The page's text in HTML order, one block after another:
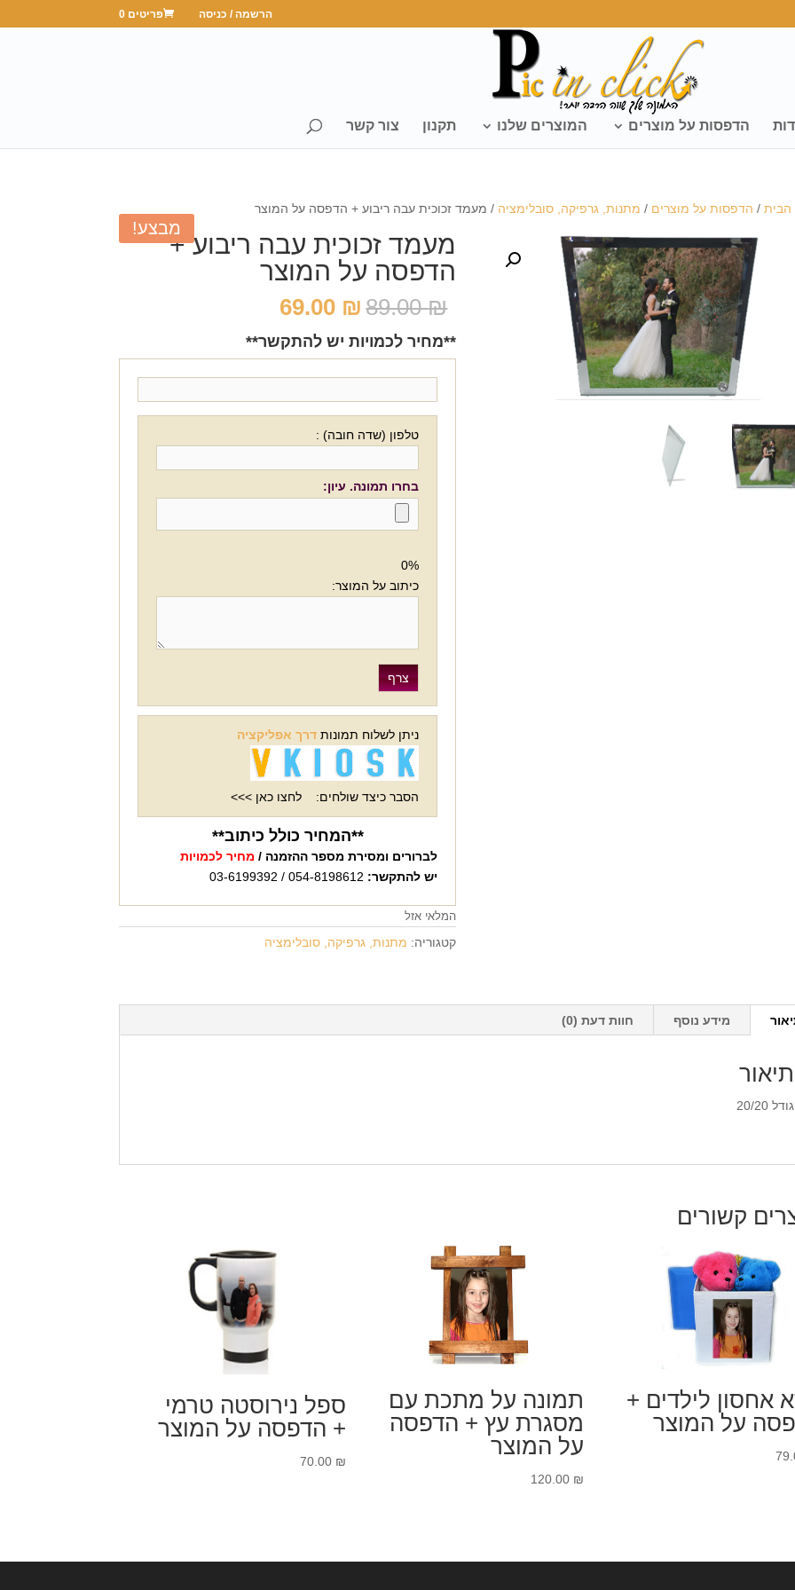
הרשמה / כניסה פריטים 0
הדפסות על מוצרים המוצרים שלנו תקנון צור קשר
הבית/ הדפסות על מוצרים / מתנות, גרפיקה, סובלימציה / מעמד זכוכית עבה ריבוע + הדפסה על המוצר
מבצע!
מעמד זכוכית עבה ריבוע +
הדפסה על המוצר
89.00₪ המחיר
המקורי
היה:
89.00 ₪.
69.00 ₪ המחיר
הוא:
69.00 ₪.
**מחיר לכמויות יש להתקשר**
טלפון (שדה חובה) :
בחרו תמונה. עיון:
0%
כיתוב על המוצר:
ניתן לשלוח תמונות דרך אפליקציה
הסבר כיצד שולחים: לחצו כאן >>>
**המחיר כולל כיתוב**
לברורים ומסירת מספר ההזמנה / מחיר לכמויות
יש להתקשר:
המלאי אזל
קטגוריה: מתנות, גרפיקה, סובלימציה
מידע נוסף חוות דעת (0)
תיאור
גודל 20/20
קשורים
אחסון לילדים +
על המוצר
תמונה על מתכת עם
מסגרת עץ + הדפסה
על המוצר
120.00 ₪
ספל נירוסטה טרמי
+ הדפסה על המוצר
70.00 ₪